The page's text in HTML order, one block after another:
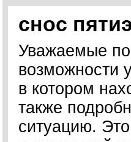
снос
Уважаемые
возможности
в котором
также
ситуацию.